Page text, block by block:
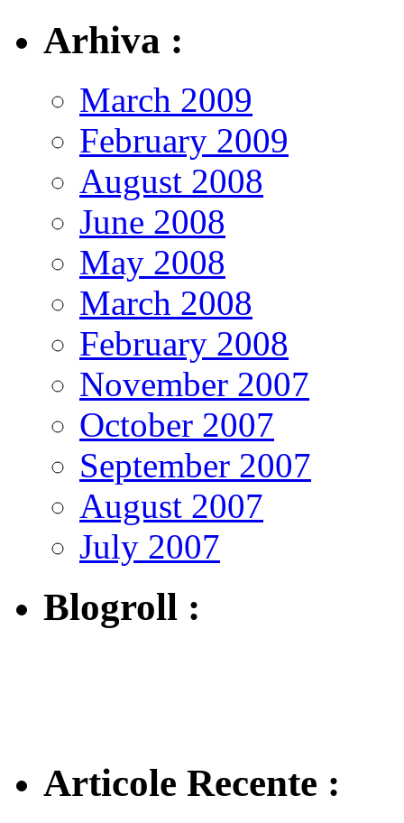
Arhiva :
March 2009
February 2009
August 2008
June 2008
May 2008
March 2008
February 2008
November 2007
October 2007
September 2007
August 2007
July 2007
Blogroll :
Articole Recente :